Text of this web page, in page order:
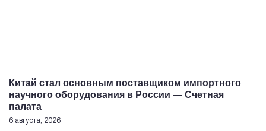
Китай стал основным поставщиком импортного
научного оборудования в России — Счетная
палата
6 августа, 2026